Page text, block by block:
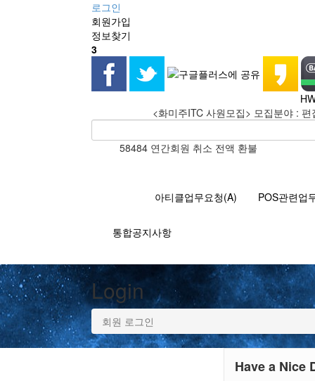
로그인
회원가입
정보찾기
3
<화미주ITC 사원모집> 모집분야 :
58484 연간회원 취소 전액 환불
아티클업무요청(A) POS관련업
통합공지사항
Login
회원 로그인
Have a Nice